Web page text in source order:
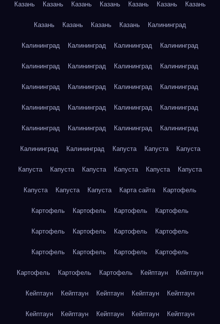
Казань Казань Казань Казань Казань Казань Казань
Казань Казань Казань Казань Калининград
Калининград Калининград Калининград Калининград
Калининград Калининград Калининград Калининград
Калининград Калининград Калининград Калининград
Калининград Калининград Калининград Калининград
Калининград Калининград Калининград Калининград
Калининград Калининград Капуста Капуста Капуста
Капуста Капуста Капуста Капуста Капуста Капуста
Капуста Капуста Капуста Карта сайта Картофель
Картофель Картофель Картофель Картофель
Картофель Картофель Картофель Картофель
Картофель Картофель Картофель Картофель
Картофель Картофель Картофель Кейптаун Кейптаун
Кейптаун Кейптаун Кейптаун Кейптаун Кейптаун
Кейптаун Кейптаун Кейптаун Кейптаун Кейптаун